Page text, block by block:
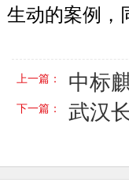
生动的案例，
上一篇： 中标
下一篇： 武汉